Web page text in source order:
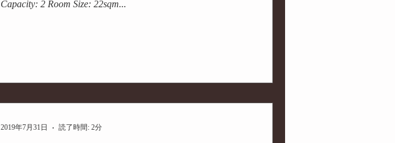
Capacity: 2 Room Size: 22sqm...
2019年7月31日 読了時間: 2分